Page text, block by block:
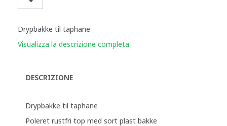
Drypbakke til taphane
Visualizza la descrizione completa
DESCRIZIONE
Drypbakke til taphane
Poleret rustfri top med sort plast bakke